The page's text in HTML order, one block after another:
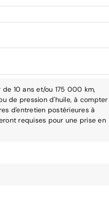
10 ans et/ou 175 000 km,
de pression d'huile, à compter
d'entretien postérieures à
requises pour une prise en